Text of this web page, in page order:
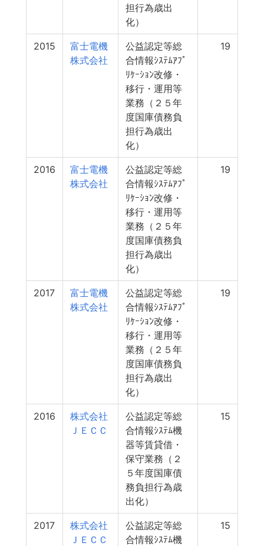
担行為歳出
化）
2015
富士電機
株式会社
公益認定等総
合情報ｼｽﾃﾑｱﾌﾟ
ﾘｹｰｼｮﾝ改修・
移行・運用等
業務（２５年
度国庫債務負
担行為歳出
化）
19
2016
富士電機
株式会社
公益認定等総
合情報ｼｽﾃﾑｱﾌﾟ
ﾘｹｰｼｮﾝ改修・
移行・運用等
業務（２５年
度国庫債務負
担行為歳出
化）
19
2017
富士電機
株式会社
公益認定等総
合情報ｼｽﾃﾑｱﾌﾟ
ﾘｹｰｼｮﾝ改修・
移行・運用等
業務（２５年
度国庫債務負
担行為歳出
化）
19
2016
株式会社
ＪＥＣＣ
公益認定等総
合情報ｼｽﾃﾑ機
器等賃貸借・
保守業務（２
５年度国庫債
務負担行為歳
出化）
15
2017
株式会社
ＪＥＣＣ
公益認定等総
合情報ｼｽﾃﾑ機
15